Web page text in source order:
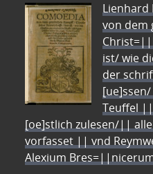
Lienhard
von dem
ist/ wie
der
Teuffel ||
[oe]stlich zulesen/||
vorfasset || vnd
Alexium